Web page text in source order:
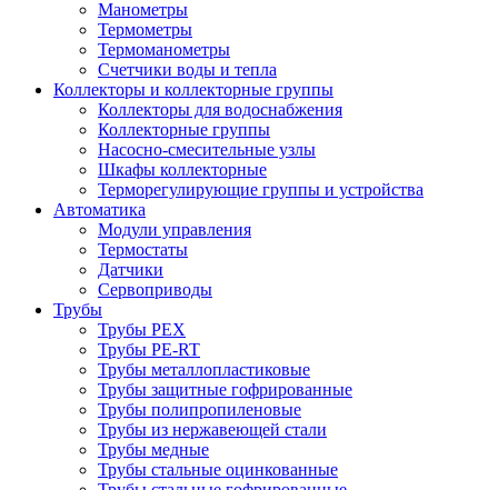
Манометры
Термометры
Термоманометры
Счетчики воды и тепла
Коллекторы и коллекторные группы
Коллекторы для водоснабжения
Коллекторные группы
Насосно-смесительные узлы
Шкафы коллекторные
Терморегулирующие группы и устройства
Автоматика
Модули управления
Термостаты
Датчики
Сервоприводы
Трубы
Трубы PEX
Трубы PE-RT
Трубы металлопластиковые
Трубы защитные гофрированные
Трубы полипропиленовые
Трубы из нержавеющей стали
Трубы медные
Трубы стальные оцинкованные